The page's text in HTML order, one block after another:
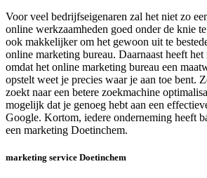
Voor veel bedrijfseigenaren zal het niet zo
online werkzaamheden goed onder de knie
ook makkelijker om het gewoon uit te
online marketing bureau. Daarnaast heeft het
omdat het online marketing bureau een
opstelt weet je precies waar je aan toe bent.
zoekt naar een betere zoekmachine
mogelijk dat je genoeg hebt aan een
Google. Kortom, iedere onderneming heeft
een marketing Doetinchem.
marketing service Doetinchem